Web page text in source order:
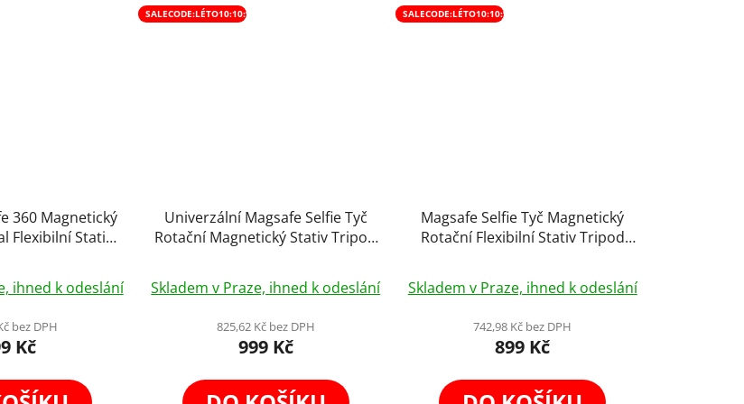
360 Magnetický
Flexibilní Stativ
hodnocení
produktu
je
z
ihned k odeslání
bez DPH
Kč
SALECODE:LÉTO10:10:%
Univerzální Magsafe Selfie Tyč
Rotační Magnetický Stativ Tripod
Skladem v Praze, ihned k odeslání
825,62 Kč bez DPH
999 Kč
SALECODE:LÉTO10:10:%
Magsafe Selfie Tyč Magnetický
Rotační Flexibilní Stativ Tripod
Skladem v Praze, ihned k odeslání
742,98 Kč bez DPH
899 Kč